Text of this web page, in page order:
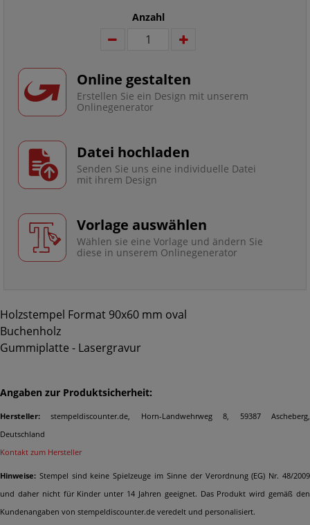
Anzahl
Online gestalten
Erstellen Sie ein Design mit unserem
Onlinegenerator
Datei hochladen
Senden Sie uns eine individuelle Datei
mit ihrem Design
Vorlage auswählen
Wählen sie eine Vorlage und ändern Sie
diese in unserem Onlinegenerator
Holzstempel Format 90x60 mm oval
Buchenholz
Gummiplatte - Lasergravur
Angaben zur Produktsicherheit:
Hersteller: stempeldiscounter.de, Horn-Landwehrweg 8, 59387 Ascheberg,
Deutschland
Kontakt zum Hersteller
Hinweise: Stempel sind keine Spielzeuge im Sinne der Verordnung (EG) Nr. 48/2009
und daher nicht für Kinder unter 14 Jahren geeignet. Das Produkt wird gemäß den
Kundenangaben von stempeldiscounter.de veredelt und personalisiert.